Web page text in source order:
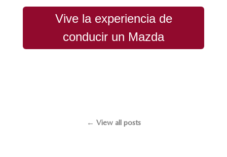
Vive la experiencia de
conducir un Mazda
← View all posts